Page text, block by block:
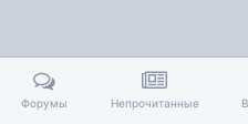
Форумы Непрочитанные